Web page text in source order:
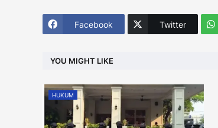
Facebook Twitter
YOU MIGHT LIKE
HUKUM